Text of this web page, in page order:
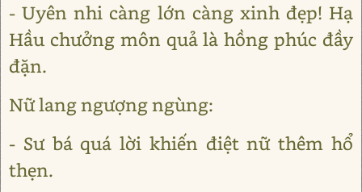
- Uyên nhi càng lớn càng xinh đẹp! Hạ
Hầu chưởng môn quả là hồng phúc đầy
đặn.
Nữ lang ngượng ngùng:
- Sư bá quá lời khiến điệt nữ thêm hổ
thẹn.